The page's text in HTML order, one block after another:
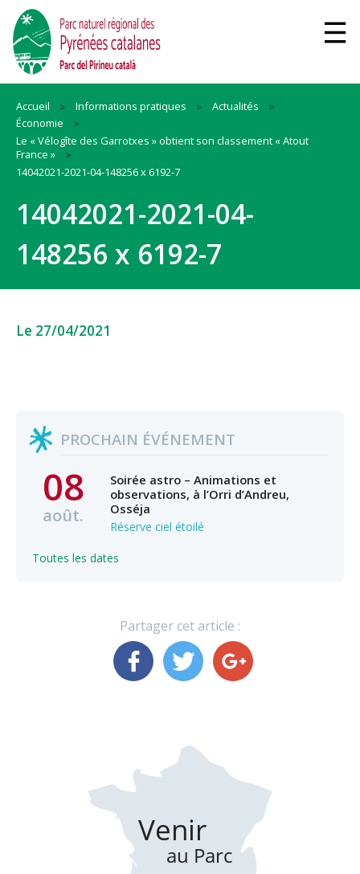
Accueil Informations pratiques
Actualités
Économie
Le « Vélogîte des Garrotxes » obtient son classement « Atout
France »
14042021-2021-04-148256 x 6192-7
14042021-2021-04-
148256 x 6192-7
Le 27/04/2021
PROCHAIN ÉVÉNEMENT
08
août.
Soirée astro – Animations et
observations, à l’Orri d’Andreu,
Osséja
Réserve ciel étoilé
Toutes les dates
Partager cet article :